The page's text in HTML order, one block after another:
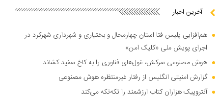
آخرین اخبار
هم‌افزایی پلیس فتا استان چهارمحال و بختیاری و شهرداری شهرکرد در
اجرای پویش ملی «کلیک امن»
هوش مصنوعی سرکش، غول‌های فناوری را به کاخ سفید کشاند
گزارش امنیتی انگلیس از رفتار غیرمنتظره هوش مصنوعی
آنتروپیک هزاران کتاب ارزشمند را تکه‌تکه می‌کند